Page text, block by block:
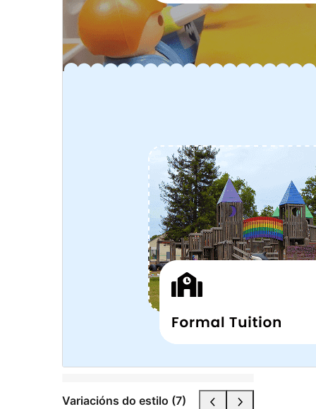
Variacións do estilo (7)